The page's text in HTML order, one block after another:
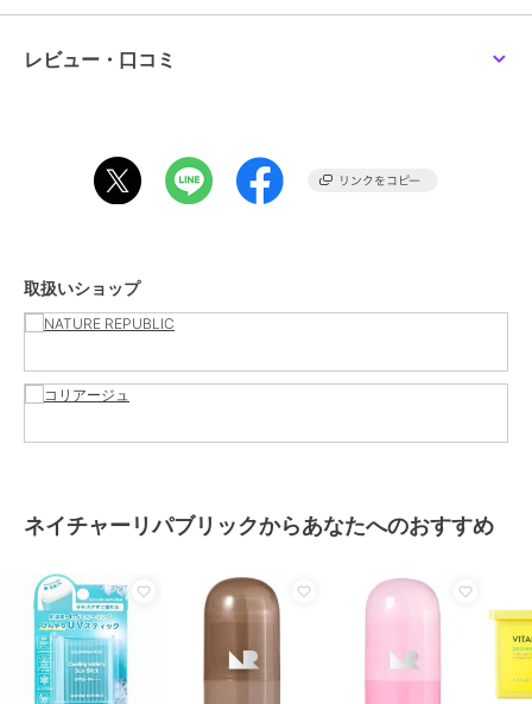
葉エキス、ブッソウゲ花／葉エキス、ヤエヤマアオキエキス、海水、
この商品は、不良品のみ返品を承ります
イク
ベースメイク ／その他ベースメ
サイズ 24g
特徴
ベースメイク
韓国コスメ
/UV対策
その他ベースメイク
韓国コスメ/ UV対策
レビュー・口コミ
取扱いショップ
ネイチャーリパブリックからあなたへのおすすめ